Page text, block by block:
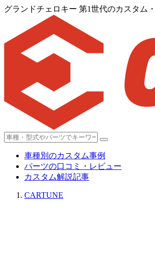
グランドチェロキー 第1世代のカスタム
車種別のカスタム事例
パーツの口コミ・レビュー
カスタム解説記事
CARTUNE